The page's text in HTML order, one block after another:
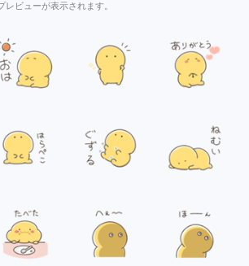
レビューが表示されます。